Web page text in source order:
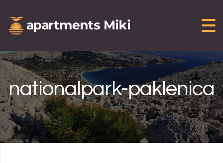
nationalpark-paklenica